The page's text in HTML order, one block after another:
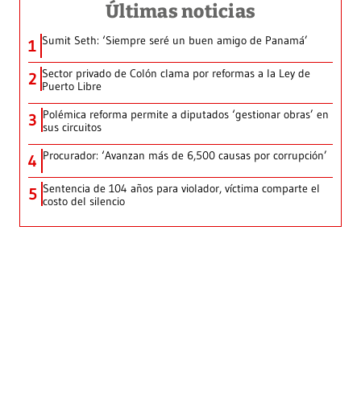
Últimas noticias
1 Sumit Seth: ‘Siempre seré un buen amigo de Panamá’
2 Sector privado de Colón clama por reformas a la Ley de
Puerto Libre
3 Polémica reforma permite a diputados ‘gestionar obras’ en
sus circuitos
4 Procurador: ‘Avanzan más de 6,500 causas por corrupción’
5 Sentencia de 104 años para violador, víctima comparte el
costo del silencio